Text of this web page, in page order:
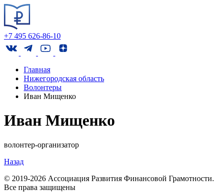
+7 495 626-86-10
Главная
Нижегородская область
Волонтеры
Иван Мищенко
Иван Мищенко
волонтер-организатор
Назад
© 2019-2026 Ассоциация Развития Финансовой Грамотности.
Все права защищены